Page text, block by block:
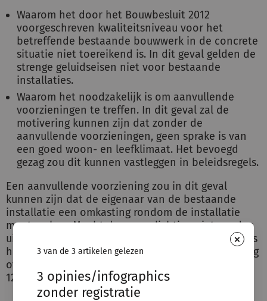
×
3 van de 3 artikelen gelezen
3 opinies/infographics
zonder registratie
Waarom het door het Bouwbesluit 2012
voorgeschreven kwaliteitsniveau voor het
betreffende bestaande bouwwerk in de concrete
situatie niet toereikend is. In dit geval gelden de
strenge geluidseisen niet voor bestaande
installaties.
Waarom het noodzakelijk is om aanvullende
voorzieningen te treffen. In dit geval zal de
motivering kunnen zijn dat zonder de
aanvullende voorzieningen, geen sprake is van
een goed woon- en leefklimaat. Het bevoegd
gezag zou dit kunnen vastleggen in beleidsregels.
Een aanvullende voorziening zou in dit geval
kunnen zijn dat de eigenaar van de bestaande
installatie een omkasting rondom de installatie
moet maken. Mocht deze verplichting niet worden
uitgevoerd, dan is sprake van een overtreding en is
het college bevoegd een last onder bestuursdwang
of een last onder dwangsom op te leggen (artikel
125 Gemw jo. artikel 5:32 lid 1 Awb).